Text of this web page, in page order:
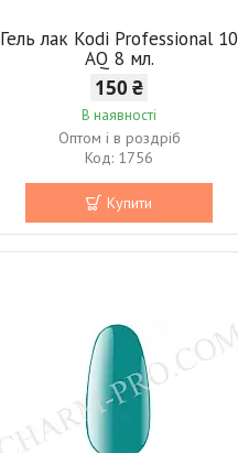
Гель лак Kodi Professional 10
AQ 8 мл.
150 ₴
В наявності
Оптом і в роздріб
1756
Купити